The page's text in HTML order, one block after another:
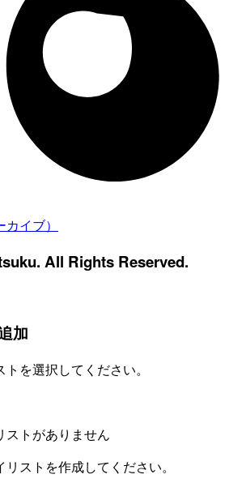
イブ）
All Rights Reserved.
加
を選択してください。
ストがありません
ストを作成してください。